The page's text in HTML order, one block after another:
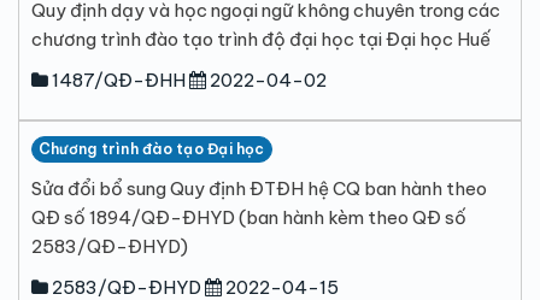
Quy định dạy và học ngoại ngữ không chuyên trong các
chương trình đào tạo trình độ đại học tại Đại học Huế
1487/QĐ-ĐHH
2022-04-02
Chương trình đào tạo Đại học
Sửa đổi bổ sung Quy định ĐTĐH hệ CQ ban hành theo
QĐ số 1894/QĐ-ĐHYD (ban hành kèm theo QĐ số
2583/QĐ-ĐHYD)
2583/QĐ-ĐHYD
2022-04-15